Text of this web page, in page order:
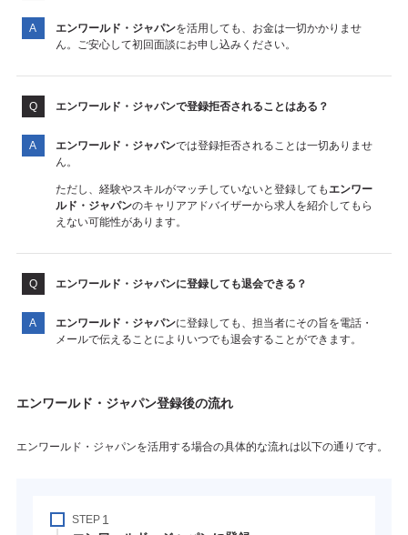
エンワールド・ジャパンを活用しても、お金は一切かかりませ
ん。ご安心して初回面談にお申し込みください。
エンワールド・ジャパンで登録拒否されることはある？
エンワールド・ジャパンでは登録拒否されることは一切ありませ
ん。
ただし、経験やスキルがマッチしていないと登録しても エンワー
ルド・ジャパンのキャリアアドバイザーから求人を紹介してもら
えない可能性があります。
エンワールド・ジャパンに登録しても退会できる？
エンワールド・ジャパンに登録しても、担当者にその旨を電話・
メールで伝えることによりいつでも退会することができます。
エンワールド・ジャパン登録後の流れ
エンワールド・ジャパンを活用する場合の具体的な流れは以下の通りです。
STEP